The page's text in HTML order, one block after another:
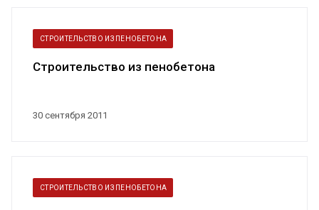
30 сентября 2011
СТРОИТЕЛЬСТВО ИЗ ПЕНОБЕТОНА
Строительство из пенобетона
СТРОИТЕЛЬСТВО ИЗ ПЕНОБЕТОНА